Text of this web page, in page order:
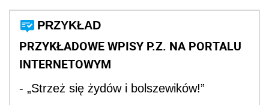
PRZYKŁAD
PRZYKŁADOWE WPISY P.Z. NA PORTALU
INTERNETOWYM
- „Strzeż się żydów i bolszewików!”